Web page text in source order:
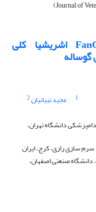
ساخت پروتئین نوترکیب FanC اشریشیا کلی
گوساله
1 مجید تبیانیان2
دانشگاه تهران،
سازی رازی، کرج، ایران
صنعتی اصفهان،